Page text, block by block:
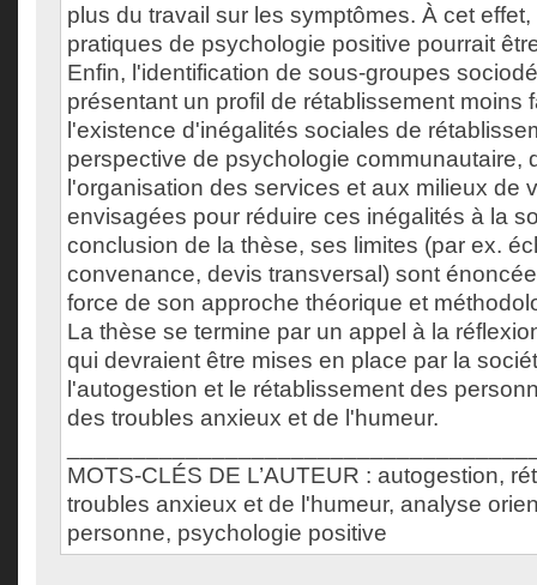
plus du travail sur les symptômes. À cet
pratiques de psychologie positive pourrait
Enfin, l'identification de sous-groupes
présentant un profil de rétablissement moins
l'existence d'inégalités sociales de
perspective de psychologie communautaire,
l'organisation des services et aux milieux de
envisagées pour réduire ces inégalités à la
conclusion de la thèse, ses limites (par ex.
convenance, devis transversal) sont
force de son approche théorique et
La thèse se termine par un appel à la
qui devraient être mises en place par la
l'autogestion et le rétablissement des
des troubles anxieux et de l'humeur.
MOTS-CLÉS DE L’AUTEUR : autogestion,
troubles anxieux et de l'humeur, analyse
personne, psychologie positive